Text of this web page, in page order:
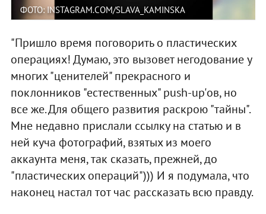
ФОТО: INSTAGRAM.COM/SLAVA_KAMINSKA
"Пришло время поговорить о пластических
операциях! Думаю, это вызовет негодование у
многих "ценителей" прекрасного и
поклонников "естественных" push-up'ов, но
все же. Для общего развития раскрою "тайны".
Мне недавно прислали ссылку на статью и в
ней куча фотографий, взятых из моего
аккаунта меня, так сказать, прежней, до
"пластических операций"))) И я подумала, что
наконец настал тот час рассказать всю правду.